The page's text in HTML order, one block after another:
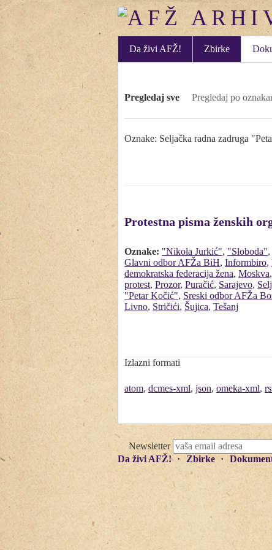
Da živi AFŽ! Zbirke
Pregledaj sve Pregledaj po
Oznake: Seljačka radna zadruga
Protestna pisma ženskih
Oznake: "Nikola Jurkić", "Sloboda",
Glavni odbor AFŽa BiH, Informbiro,
demokratska federacija žena, Moskva,
protest, Prozor, Puračić, Sarajevo,
"Petar Kočić", Sreski odbor AFŽa
Livno, Stričići, Šujica, Tešanj
Izlazni formati
atom, dcmes-xml, json, omeka-xml,
Newsletter
Da živi AFŽ!
Zbirke